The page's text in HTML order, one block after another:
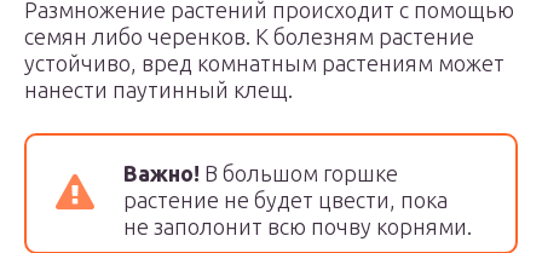
Размножение растений происходит с помощью
семян либо черенков. К болезням растение
устойчиво, вред комнатным растениям может
нанести паутинный клещ.
Важно! В большом горшке
растение не будет цвести, пока
не заполонит всю почву корнями.